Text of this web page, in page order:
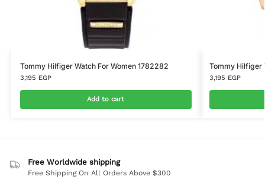
Tommy Hilfiger Watch For Women 1782282
3,195 EGP
Add to cart
Tommy Hilfiger
3,195 EGP
Free Worldwide shipping
Free Shipping On All Orders Above $300